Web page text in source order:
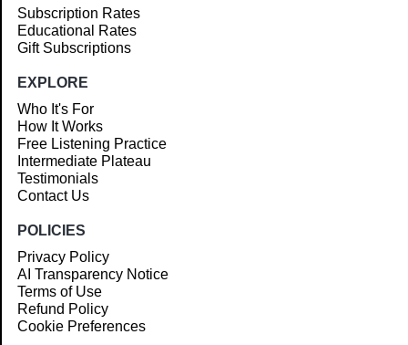
Subscription Rates
Educational Rates
Gift Subscriptions
EXPLORE
Who It's For
How It Works
Free Listening Practice
Intermediate Plateau
Testimonials
Contact Us
POLICIES
Privacy Policy
AI Transparency Notice
Terms of Use
Refund Policy
Cookie Preferences